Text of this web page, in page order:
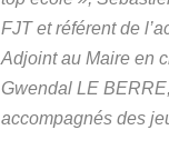
FJT et référent de
Adjoint au Maire en
Gwendal LE
accompagnés des